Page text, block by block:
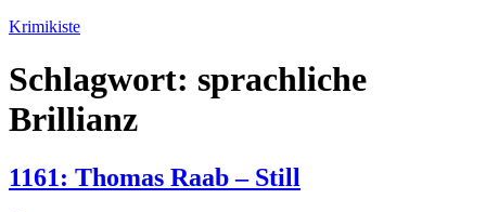
Zum
springen
Krimikiste
Schlagwort: sprachliche
Brillianz
1161: Thomas Raab – Still